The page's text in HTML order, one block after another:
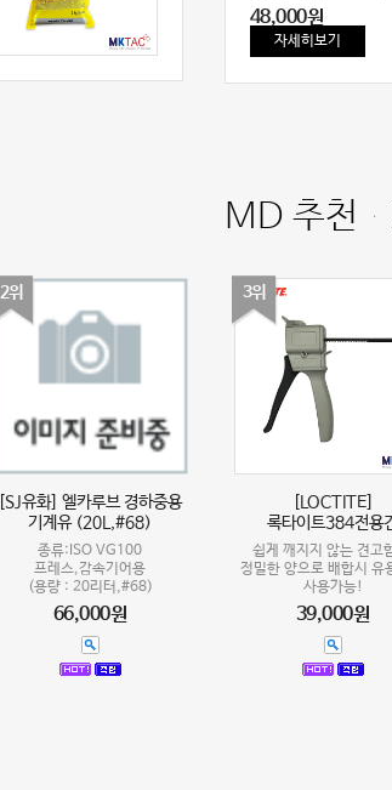
48,000원
자세히보기
MD 추
2위
[SJ유화] 엘카루브 경하중용
기계유 (20L,#68)
종류:ISO VG100
프레스,감속기어용
(용량 : 20리터,#68)
66,000원
3위
[LOCTITE]
록타이트384전용
쉽게 깨지지 않는 견고
정밀한 양으로 배합시 유
사용가능!
39,000원